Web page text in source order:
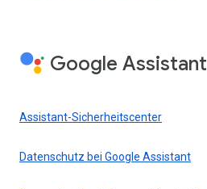
Google Assistant
Assistant-Sicherheitscenter
Datenschutz bei Google Assistant